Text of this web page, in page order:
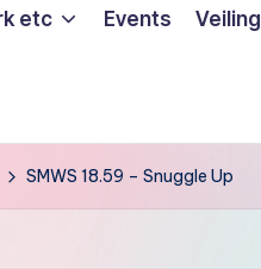
etc Events Veiling
SMWS 18.59 – Snuggle Up